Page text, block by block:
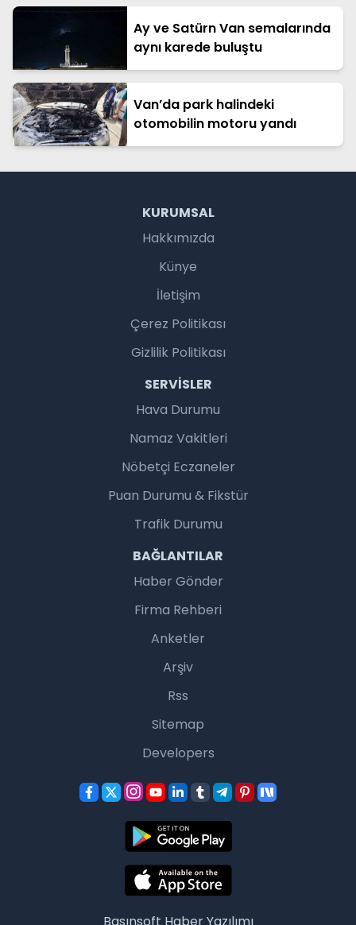
Ay ve Satürn Van semalarında
aynı karede buluştu
Van’da park halindeki
otomobilin motoru yandı
KURUMSAL
Hakkımızda
Künye
İletişim
Çerez Politikası
Gizlilik Politikası
SERVISLER
Hava Durumu
Namaz Vakitleri
Nöbetçi Eczaneler
Puan Durumu & Fikstür
Trafik Durumu
BAĞLANTILAR
Haber Gönder
Firma Rehberi
Anketler
Arşiv
Rss
Sitemap
Developers